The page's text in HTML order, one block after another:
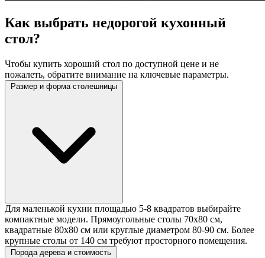
Как выбрать недорогой кухонный
стол?
Чтобы купить хороший стол по доступной цене и не
пожалеть, обратите внимание на ключевые параметры.
Размер и форма столешницы
Для маленькой кухни площадью 5-8 квадратов выбирайте
компактные модели. Прямоугольные столы 70х80 см,
квадратные 80х80 см или круглые диаметром 80-90 см. Более
крупные столы от 140 см требуют просторного помещения.
Порода дерева и стоимость